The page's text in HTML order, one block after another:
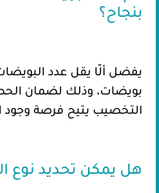
بنجاح؟
بويضات، وذلك لضمان
التخصيب يتيح فرصة وجود
هل يمكن تحديد نوع